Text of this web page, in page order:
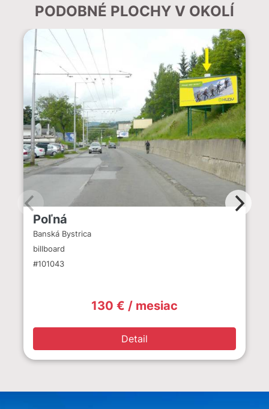
PODOBNÉ PLOCHY V OKOLÍ
Poľná
Banská Bystrica
billboard
#101043
130 € / mesiac
Detail